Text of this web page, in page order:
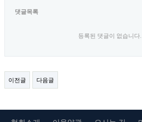
댓글목록
등록된 댓글이 없습니다.
이전글 다음글